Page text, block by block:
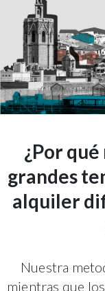
¿Por
grandes
alquiler
Nuestra
mientras que